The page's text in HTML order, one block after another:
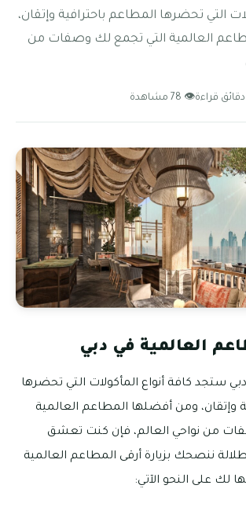
التي تحضرها المطاعم باحترافية وإتقان،
العالمية التي تجمع لك وصفات من
👁 78 مشاهدة
العالمية في دبي
دبي ستجد كافة أنواع المأكولات التي تحضرها
وإتقان، ومن أفضلها المطاعم العالمية
من نواحي العالم، فإن كنت تعشق
ننصحك بزيارة أرقى المطاعم العالمية
لك على النحو الآتي: